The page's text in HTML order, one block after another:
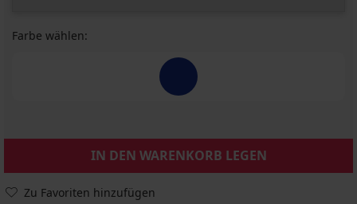
Farbe wählen:
IN DEN WARENKORB LEGEN
Zu Favoriten hinzufügen